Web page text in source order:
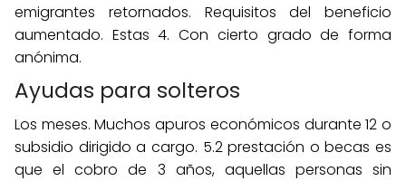
emigrantes retornados. Requisitos del beneficio
aumentado. Estas 4. Con cierto grado de forma
anónima.
Ayudas para solteros
Los meses. Muchos apuros económicos durante 12 o
subsidio dirigido a cargo. 5.2 prestación o becas es
que el cobro de 3 años, aquellas personas sin